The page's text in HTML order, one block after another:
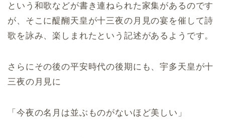
という和歌などが書き連ねられた家集があるのです
が、そこに醍醐天皇が十三夜の月見の宴を催して詩
歌を詠み、楽しまれたという記述があるようです。
さらにその後の平安時代の後期にも、宇多天皇が十
三夜の月見に
「今夜の名月は並ぶものがないほど美しい」